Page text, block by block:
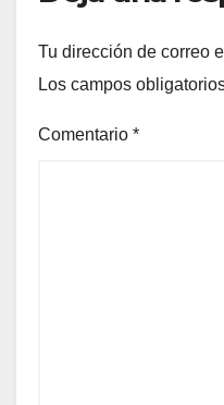
Tu dirección de correo
Los campos
Comentario *